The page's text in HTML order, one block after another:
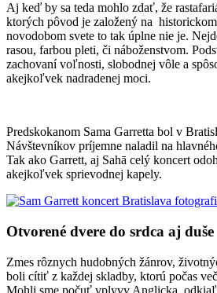
Aj keď by sa teda mohlo zdať, že
ktorých pôvod je založený na
novodobom svete to tak úplne nie je.
rasou, farbou pleti, či náboženstvom.
zachovaní voľnosti, slobodnej vôle a
akejkoľvek nadradenej moci.
Predskokanom Sama Garretta bol v
Návštevníkov príjemne naladil na
Tak ako Garrett, aj Sahā celý koncert
akejkoľvek sprievodnej kapely.
Otvorené dvere do srdca aj duše
Zmes rôznych hudobných žánrov,
boli cítiť z každej skladby, ktorú počas
Mohli sme počuť vplyvy Anglicka, odkiaľ